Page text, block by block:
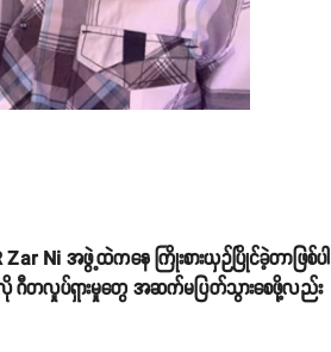
Ni အဖွဲ့ထဲကနေ ကြိုးစားယှဉ်ပြိုင်ခဲ့တာဖြစ်ပါ
ဂီတလှုပ်ရှားမှုတွေ အဆက်မပြတ်သွားစေဖို့လည်း